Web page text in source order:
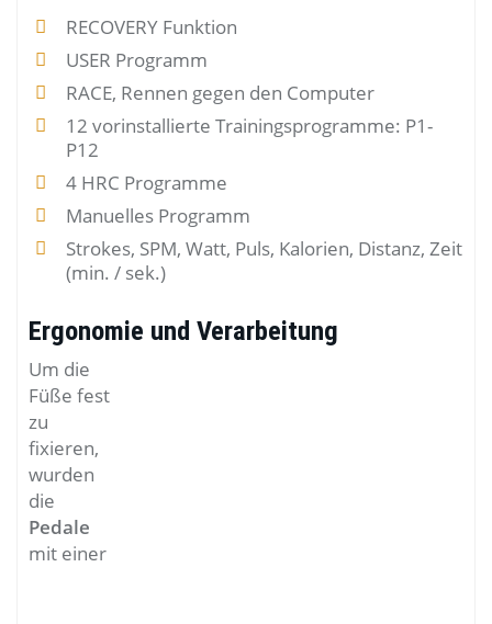
RECOVERY Funktion
USER Programm
RACE, Rennen gegen den Computer
12 vorinstallierte Trainingsprogramme: P1-
P12
4 HRC Programme
Manuelles Programm
Strokes, SPM, Watt, Puls, Kalorien, Distanz, Zeit
(min. / sek.)
Ergonomie und Verarbeitung
Um die
Füße fest
zu
fixieren,
wurden
die
Pedale
mit einer